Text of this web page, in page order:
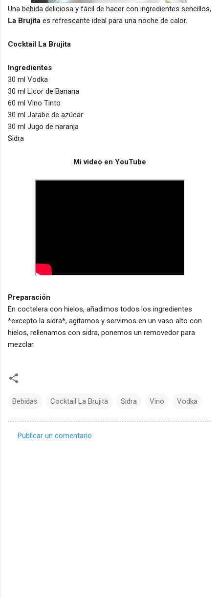
Una bebida deliciosa y fácil de hacer con ingredientes sencillos,
La Brujita es refrescante ideal para una noche de calor.
Cocktail La Brujita
Ingredientes
30 ml Vodka
30 ml Licor de Banana
60 ml Vino Tinto
30 ml Jarabe de azúcar
30 ml Jugo de naranja
Sidra
Mi video en YouTube
Preparación
En coctelera con hielos, añadimos todos los ingredientes
*excepto la sidra*, agitamos y servimos en un vaso alto con
hielos, rellenamos con sidra, ponemos un removedor para
mezclar.
Bebidas Cocktail La Brujita Sidra Vino Vodka
Publicar un comentario